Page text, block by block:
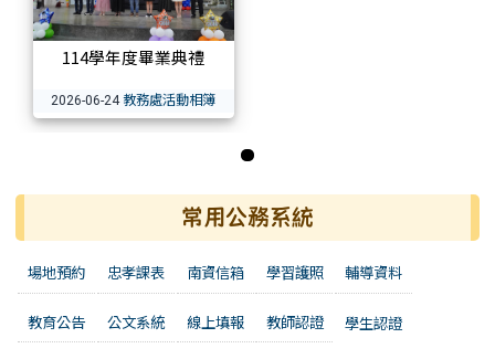
114學年度畢業典禮
2026-06-24 教務處活動相簿
常用公務系統
場地預約 忠孝課表 南資信箱 學習護照 輔導資料
教育公告 公文系統 線上填報 教師認證 學生認證